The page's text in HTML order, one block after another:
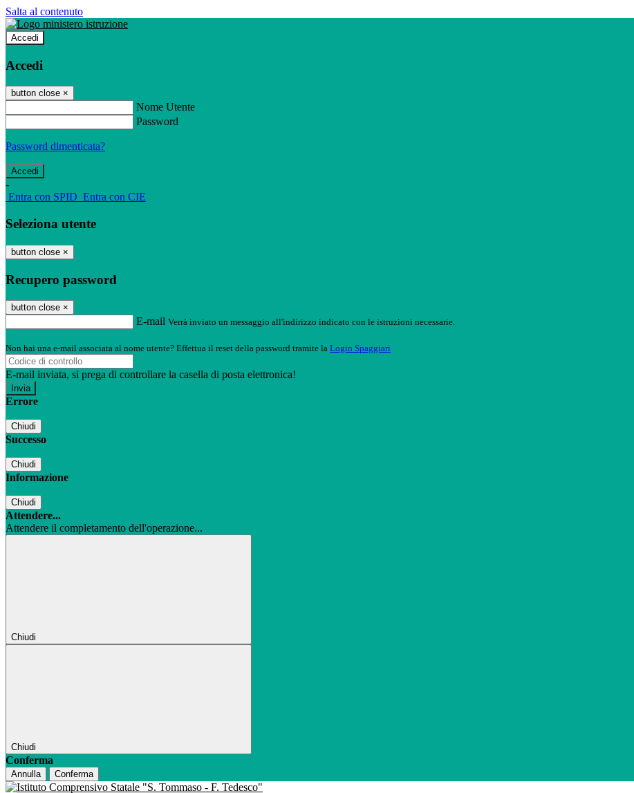
Salta al contenuto
Accedi
Accedi
button close ×
Nome Utente
Password
Password dimenticata?
-
Entra con SPID Entra con CIE
Seleziona utente
button close ×
Recupero password
button close ×
E-mail Verrà inviato un messaggio all'indirizzo indicato con le istruzioni necessarie.
Non hai una e-mail associata al nome utente? Effettua il reset della password tramite la Login Spaggiari
E-mail inviata, si prega di controllare la casella di posta elettronica!
Errore
Chiudi
Successo
Chiudi
Informazione
Chiudi
Attendere...
Attendere il completamento dell'operazione...
Chiudi
Chiudi
Conferma
Annulla Conferma